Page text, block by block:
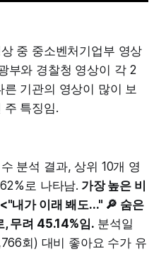
중 중소벤처기업부 영상
부와 경찰청 영상이 각 2
기관의 영상이 많이 보
주 특징임.
분석 결과, 상위 10개 영
로 나타남. 가장 높은 비
내가 이래 봬도..." 🔎 숨은
, 무려 45.14%임. 분석일
회) 대비 좋아요 수가 유